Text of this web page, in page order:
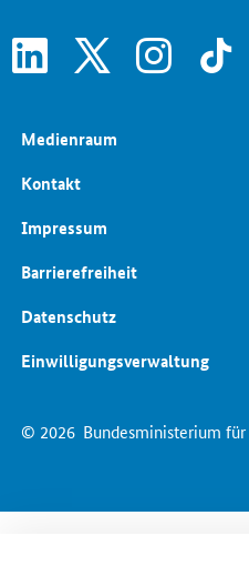
linkedin instagram
© 2026 Bundesministerium
Medienraum
Kontakt
Impressum
Barrierefreiheit
Datenschutz
Einwilligungsverwaltung